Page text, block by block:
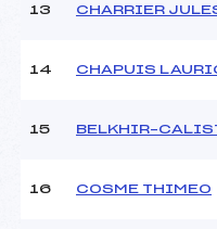
13 CHARRIER
14 CHAPUIS
15
16 COSME THIMEO